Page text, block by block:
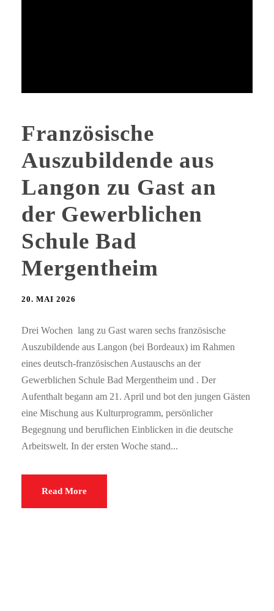
Französische
Auszubildende aus
Langon zu Gast an
der Gewerblichen
Schule Bad
Mergentheim
20. MAI 2026
Drei Wochen lang zu Gast waren sechs französische
Auszubildende aus Langon (bei Bordeaux) im Rahmen
eines deutsch-französischen Austauschs an der
Gewerblichen Schule Bad Mergentheim und . Der
Aufenthalt begann am 21. April und bot den jungen Gästen
eine Mischung aus Kulturprogramm, persönlicher
Begegnung und beruflichen Einblicken in die deutsche
Arbeitswelt. In der ersten Woche stand...
Read More